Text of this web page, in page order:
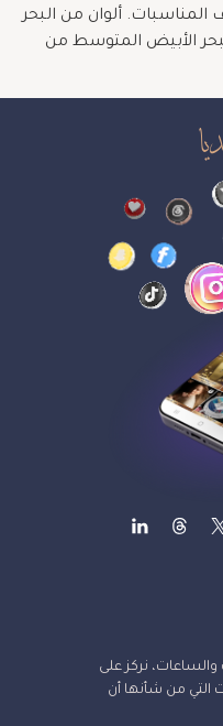
ألوان من البحر
الأبيض المتوسط من
نركز على
التي من شأنها أن